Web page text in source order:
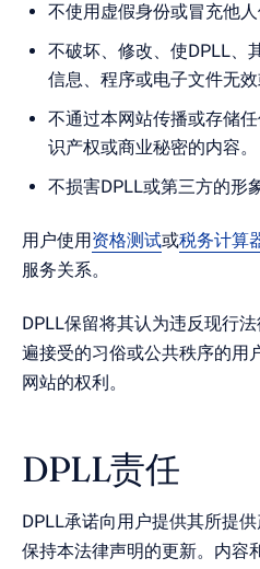
不使用虚假身份或冒充他人
不破坏、修改、使DPLL、
信息、程序或电子文件无效
不通过本网站传播或存储
识产权或商业秘密的内容。
不损害DPLL或第三方的形
用户使用资格测试或税务计算
服务关系。
DPLL保留将其认为违反现行
遍接受的习俗或公共秩序的用
网站的权利。
DPLL责任
DPLL承诺向用户提供其所提
保持本法律声明的更新。内容